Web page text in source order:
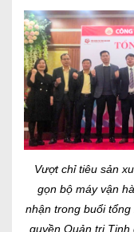
Vượt chỉ tiêu sản
gọn bộ máy vận
nhận trong buổi
quyền Quản trị Tinh